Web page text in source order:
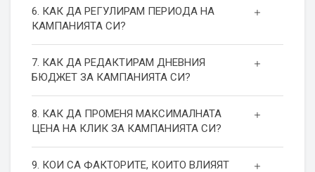
6. КАК ДА РЕГУЛИРАМ ПЕРИОДА НА
КАМПАНИЯТА СИ?
7. КАК ДА РЕДАКТИРАМ ДНЕВНИЯ
БЮДЖЕТ ЗА КАМПАНИЯТА СИ?
8. КАК ДА ПРОМЕНЯ МАКСИМАЛНАТА
ЦЕНА НА КЛИК ЗА КАМПАНИЯТА СИ?
9. КОИ СА ФАКТОРИТЕ, КОИТО ВЛИЯЯТ